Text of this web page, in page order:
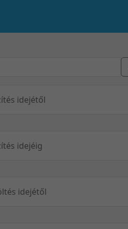
idejétől
idejéig
idejétől